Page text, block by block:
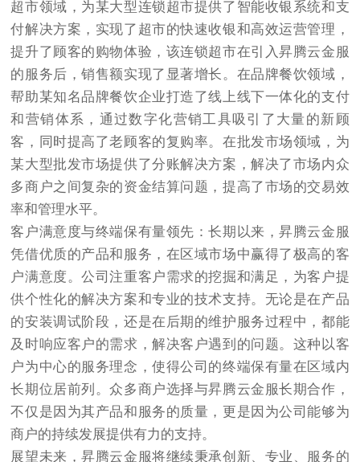
超市领域，为某大型连锁超市提供了智能收银系统和支
付解决方案，实现了超市的快速收银和高效运营管理，
提升了顾客的购物体验，该连锁超市在引入昇腾云金服
的服务后，销售额实现了显著增长。在品牌餐饮领域，
帮助某知名品牌餐饮企业打造了线上线下一体化的支付
和营销体系，通过数字化营销工具吸引了大量的新顾
客，同时提高了老顾客的复购率。在批发市场领域，为
某大型批发市场提供了分账解决方案，解决了市场内众
多商户之间复杂的资金结算问题，提高了市场的交易效
率和管理水平。​
客户满意度与终端保有量领先：长期以来，昇腾云金服
凭借优质的产品和服务，在区域市场中赢得了极高的客
户满意度。公司注重客户需求的挖掘和满足，为客户提
供个性化的解决方案和专业的技术支持。无论是在产品
的安装调试阶段，还是在后期的维护服务过程中，都能
及时响应客户的需求，解决客户遇到的问题。这种以客
户为中心的服务理念，使得公司的终端保有量在区域内
长期位居前列。众多商户选择与昇腾云金服长期合作，
不仅是因为其产品和服务的质量，更是因为公司能够为
商户的持续发展提供有力的支持。​
展望未来，昇腾云金服将继续秉承创新、专业、服务的